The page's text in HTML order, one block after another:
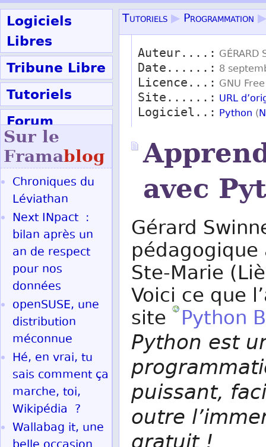
Logiciels
Libres
Tribune Libre
Tutoriels
Forum
Participer
Tutoriels ▶ Programmation ▶
Auteur....: GÉRARD
Date......: 8
Licence...: GNU
Site......: URL
Logiciel..: Python (
avec
Gérard
pédagogique
Ste-Marie
Voici ce que
site Python
Python est
puissant,
outre
Sur le
Framablog
Chroniques du
Léviathan
Next INpact :
bilan après un
an de respect
pour nos
données
openSUSE, une
distribution
méconnue
Hé, en vrai, tu
sais comment ça
marche, toi,
Wikipédia ?
Wallabag it, une